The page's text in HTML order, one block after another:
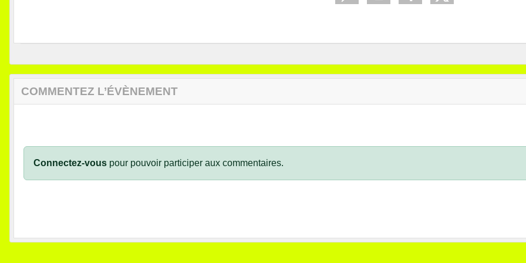
COMMENTEZ L’ÉVÈNEMENT
Connectez-vous pour pouvoir participer aux commentaires.